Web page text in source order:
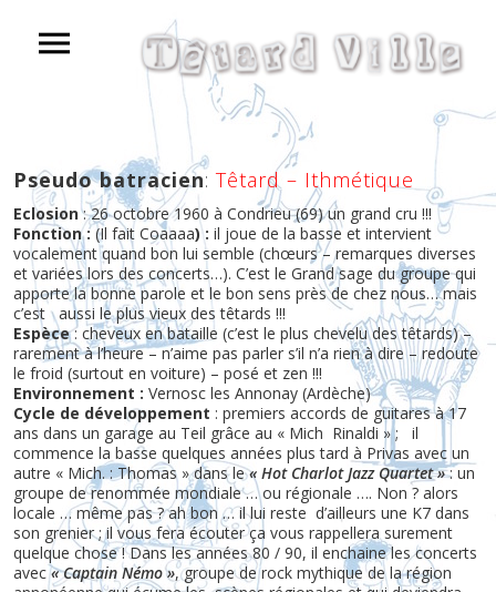
Pseudo batracien: Têtard – Ithmétique
Eclosion: 26 octobre 1960 à Condrieu (69) un grand cru !!!
Fonction :(Il fait Coaaaa) : il joue de la basse et intervient
vocalement quand bon lui semble (chœurs – remarques diverses
et variées lors des concerts…). C’est le Grand sage du groupe qui
apporte la bonne parole et le bon sens près de chez nous… mais
c’est aussi le plus vieux des têtards !!!
Espèce: cheveux en bataille (c’est le plus chevelu des têtards) –
rarement à l’heure – n’aime pas parler s’il n’a rien à dire – redoute
le froid (surtout en voiture) – posé et zen !!!
Environnement : Vernosc les Annonay (Ardèche)
Cycle de développement : premiers accords de guitares à 17
ans dans un garage au Teil grâce au « Mich Rinaldi » ; il
commence la basse quelques années plus tard à Privas avec un
autre « Mich. : Thomas » dans le« Hot Charlot Jazz Quartet »: un
groupe de renommée mondiale … ou régionale …. Non ? alors
locale … même pas ? ah bon … il lui reste d’ailleurs une K7 dans
son grenier ; il vous fera écouter ça vous rappellera surement
quelque chose ! Dans les années 80 / 90, il enchaine les concerts
avec« Captain Némo », groupe de rock mythique de la région